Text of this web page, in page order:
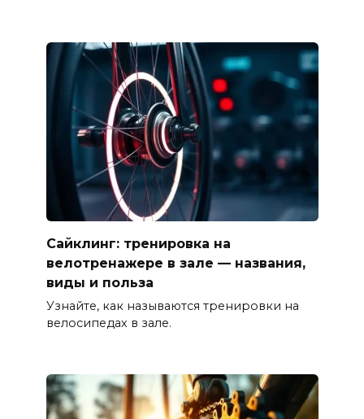
Сайклинг: тренировка на
велотренажере в зале — названия,
виды и польза
Узнайте, как называются тренировки на
велосипедах в зале.